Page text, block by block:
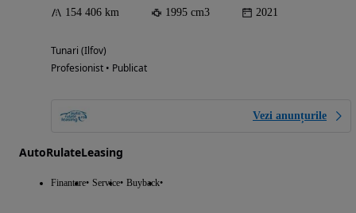
154 406 km 1995 cm3 2021
Tunari (Ilfov)
Profesionist • Publicat
Vezi anunțurile
AutoRulateLeasing
Finantare Service Buyback